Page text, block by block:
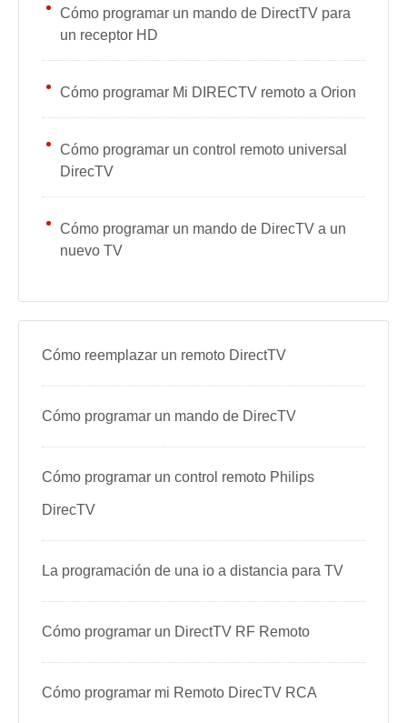
Cómo programar un mando de DirectTV para
un receptor HD
Cómo programar Mi DIRECTV remoto a Orion
Cómo programar un control remoto universal
DirecTV
Cómo programar un mando de DirecTV a un
nuevo TV
Cómo reemplazar un remoto DirectTV
Cómo programar un mando de DirecTV
Cómo programar un control remoto Philips
DirecTV
La programación de una io a distancia para TV
Cómo programar un DirectTV RF Remoto
Cómo programar mi Remoto DirecTV RCA